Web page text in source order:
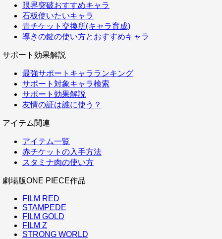
限界突破おすすめキャラ
石板使いたいキャラ
青チケット交換所(キャラ育成)
導きの鍵の使い方とおすすめキャラ
サポート効果解説
最強サポートキャラランキング
サポート対象キャラ検索
サポート効果解説
友情の証は誰に使う？
アイテム関連
アイテム一覧
赤チケットの入手方法
スタミナ肉の使い方
劇場版ONE PIECE作品
FILM RED
STAMPEDE
FILM GOLD
FILM Z
STRONG WORLD